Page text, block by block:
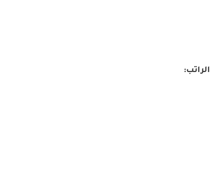
الراتب: